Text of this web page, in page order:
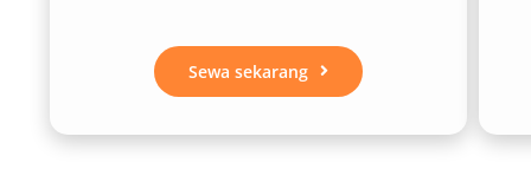
Sewa sekarang